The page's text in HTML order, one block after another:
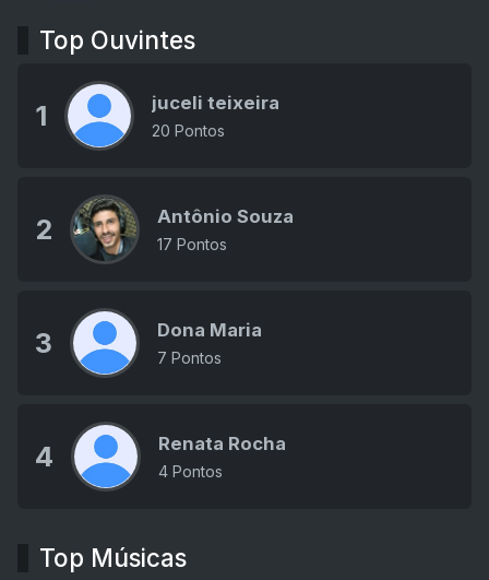
Top Ouvintes
1 juceli teixeira
20 Pontos
2 Antônio Souza
17 Pontos
3 Dona Maria
7 Pontos
4 Renata Rocha
4 Pontos
Top Músicas